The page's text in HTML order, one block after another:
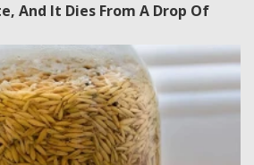
And It Dies From A Drop Of